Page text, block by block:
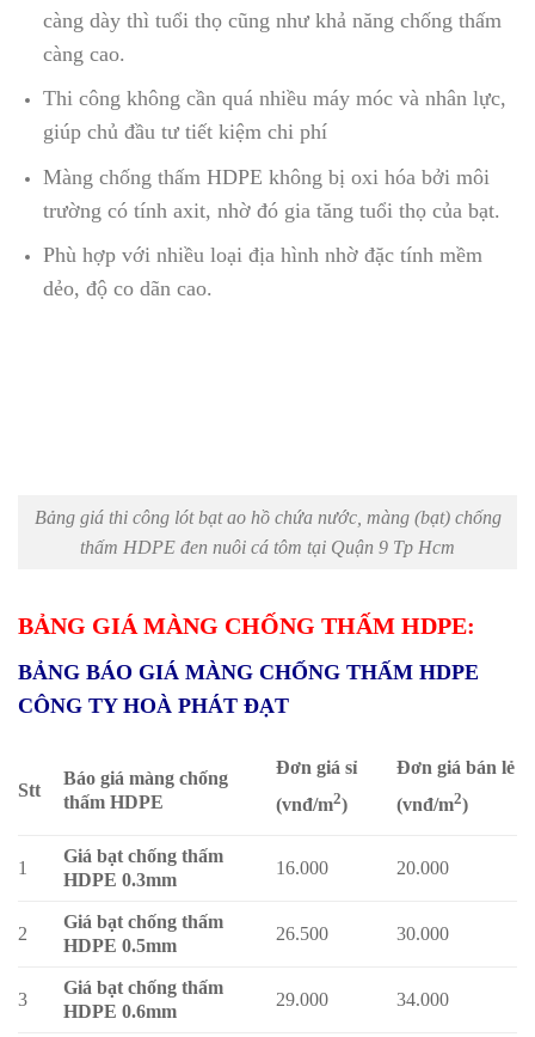
càng dày thì tuổi thọ cũng như khả năng chống thấm
càng cao.
Thi công không cần quá nhiều máy móc và nhân lực,
giúp chủ đầu tư tiết kiệm chi phí
Màng chống thấm HDPE không bị oxi hóa bởi môi
trường có tính axit, nhờ đó gia tăng tuổi thọ của bạt.
Phù hợp với nhiều loại địa hình nhờ đặc tính mềm
dẻo, độ co dãn cao.
Bảng giá thi công lót bạt ao hồ chứa nước, màng (bạt) chống
thấm HDPE đen nuôi cá tôm tại Quận 9 Tp Hcm
BẢNG GIÁ MÀNG CHỐNG THẤM HDPE:
BẢNG BÁO GIÁ MÀNG CHỐNG THẤM HDPE
CÔNG TY HOÀ PHÁT ĐẠT
Stt
Báo giá màng chống
thấm HDPE
Đơn giá sỉ
(vnđ/m2)
Đơn giá bán lẻ
(vnđ/m2)
1
Giá bạt chống thấm
HDPE 0.3mm
16.000 20.000
2
Giá bạt chống thấm
HDPE 0.5mm
26.500 30.000
3
Giá bạt chống thấm
HDPE 0.6mm
29.000 34.000